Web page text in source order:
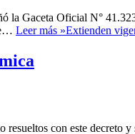
la Gaceta Oficial N°
Leer más »Extienden
con este decreto